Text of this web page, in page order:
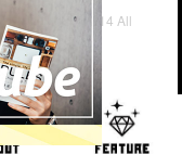
, 2014 All